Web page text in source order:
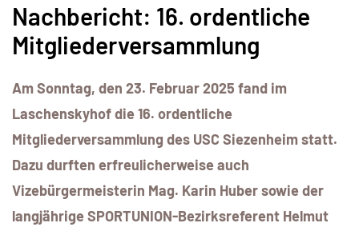
Nachbericht: 16. ordentliche
Mitgliederversammlung
Am Sonntag, den 23. Februar 2025 fand im
Laschenskyhof die 16. ordentliche
Mitgliederversammlung des USC Siezenheim statt.
Dazu durften erfreulicherweise auch
Vizebürgermeisterin Mag. Karin Huber sowie der
langjährige SPORTUNION-Bezirksreferent Helmut